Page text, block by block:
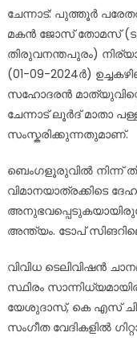
ചേന്നാട്: പുത്തൂർ
മകൻ ജോസ് തോമസ്
തിരുവനന്തപുരം)
(01-09-2024ർ)
സഹോദരൻ
ചേന്നാട് ലൂർദ് മാതാ
സംസ്കരിക്കുന്നതുമാണ്.
ബെംഗളൂരുവില്‍ നിന്ന്
വിമാനയാത്രക്കിടെ
അന്ത്യം. ടോപ് സിങറിലെ
വിവിധ ടെലിവിഷന്‍
സ്ഥിരം
യേശുദാസ്, കെ എസ്
സംഗീത വേദികളില്‍